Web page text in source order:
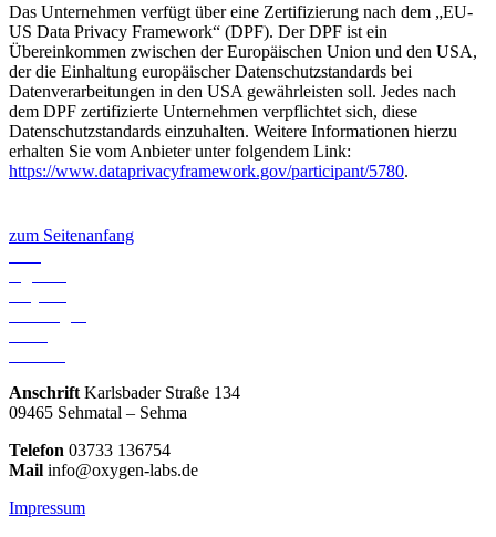
Das Unternehmen verfügt über eine Zertifizierung nach dem „EU-
US Data Privacy Framework“ (DPF). Der DPF ist ein
Übereinkommen zwischen der Europäischen Union und den USA,
der die Einhaltung europäischer Datenschutzstandards bei
Datenverarbeitungen in den USA gewährleisten soll. Jedes nach
dem DPF zertifizierte Unternehmen verpflichtet sich, diese
Datenschutzstandards einzuhalten. Weitere Informationen hierzu
erhalten Sie vom Anbieter unter folgendem Link:
https://www.dataprivacyframework.gov/participant/5780.
zum Seitenanfang
Anschrift Karlsbader Straße 134
09465 Sehmatal – Sehma
Telefon 03733 136754
Mail info@oxygen-labs.de
Impressum